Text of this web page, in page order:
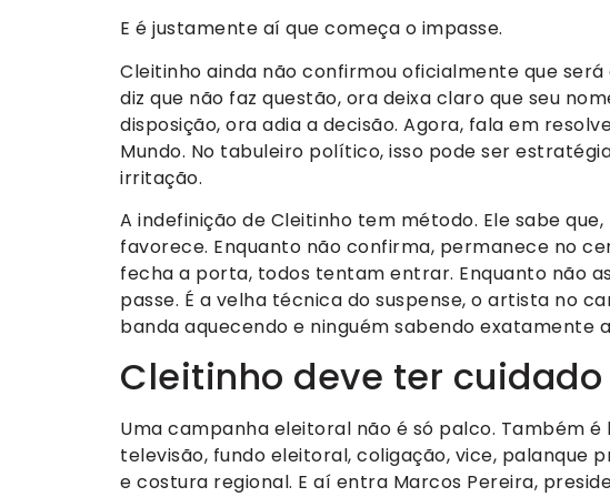
E é justamente aí que começa o impasse.
Cleitinho ainda não confirmou oficialmente que
diz que não faz questão, ora deixa claro que seu
disposição, ora adia a decisão. Agora, fala em
Mundo. No tabuleiro político, isso pode ser
irritação.
A indefinição de Cleitinho tem método. Ele sabe
favorece. Enquanto não confirma, permanece no
fecha a porta, todos tentam entrar. Enquanto não
passe. É a velha técnica do suspense, o artista no
banda aquecendo e ninguém sabendo exatamente
Cleitinho deve ter
Uma campanha eleitoral não é só palco. Também
televisão, fundo eleitoral, coligação, vice, palanque
e costura regional. E aí entra Marcos Pereira,